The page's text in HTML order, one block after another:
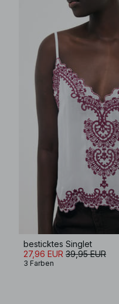
besticktes Singlet
27,96 EUR 39,95 EUR
3 Farben